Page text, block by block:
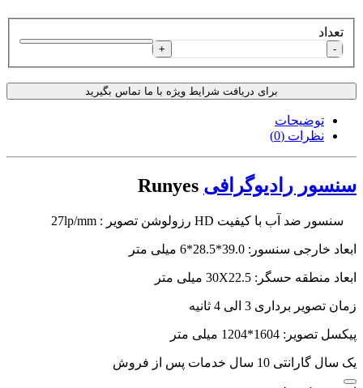
تعداد
-
+
برای دریافت شرایط ویژه با ما تماس بگیرید
توضیحات
نظرات (0)
سنسور رادیوگرافی
سنسور ضد آب با کیفیت HD رزولوشن تصویر : 27lp/mm
ابعاد خارجی سنسور: 39.0*28.5*6 میلی متر
ابعاد منطقه حسگر: 30X22.5 میلی متر
زمان تصویر برداری 3 الی 4 ثانیه
پیکسل تصویر: 1604*1204 میلی متر
یک سال گارانتی 10 سال خدمات پس از فروش